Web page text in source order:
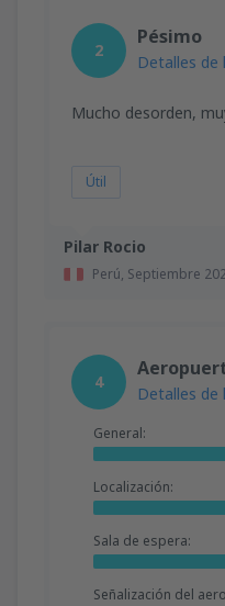
Pilar Rocio
Perú, Septiembre
2
Pésimo
Detalles de
Mucho desorden,
Útil
4
Detalles de
General:
Localización:
Sala de espera:
Señalización del